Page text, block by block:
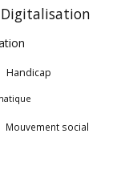
Digitalisation
Handicap
Mouvement social